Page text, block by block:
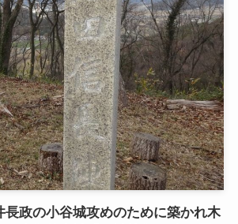
長政の小谷城攻めのために築かれ木